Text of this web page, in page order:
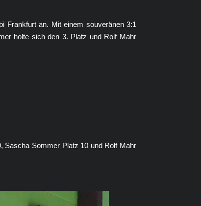
Frankfurt an. Mit einem souveränen 3:1
holte sich den 3. Platz und Rolf Mahr
Sascha Sommer Platz 10 und Rolf Mahr